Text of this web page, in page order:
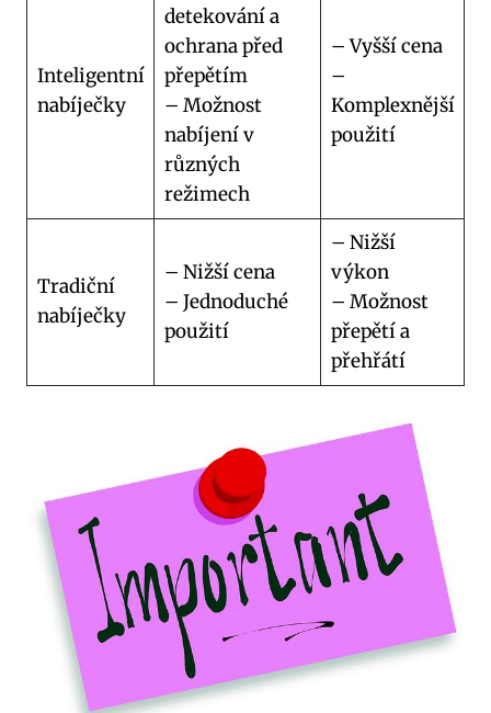
Inteligentní
nabíječky
detekování a
ochrana před
přepětím
– Možnost
nabíjení v
různých
režimech
– Vyšší cena
–
Komplexnější
použití
Tradiční
nabíječky
– Nižší cena
– Jednoduché
použití
– Nižší
výkon
– Možnost
přepětí a
přehřátí